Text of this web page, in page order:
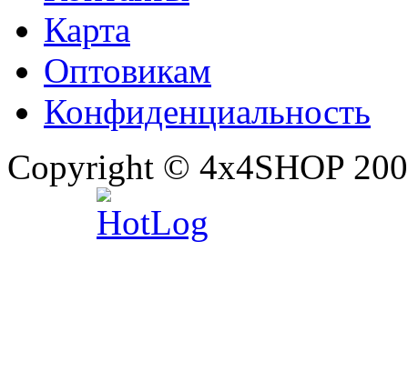
Карта
Оптовикам
Конфиденциальность
Copyright © 4x4SHOP